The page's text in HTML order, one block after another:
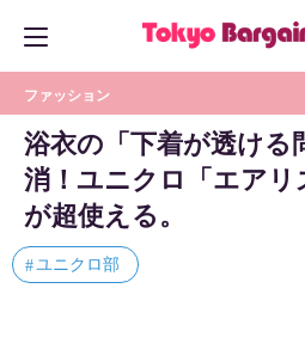
ファッション
浴衣の「下着が透ける
消！ユニクロ「エア
が超使える。
ユニクロ部